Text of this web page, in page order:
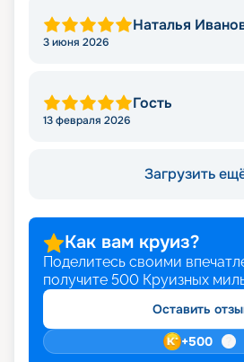
Наталья
3 июня 2026
Гость
13 февраля 2026
Загрузить
Как вам круиз?
Поделитесь своими
получите 500 Круизных
Оставить
+500